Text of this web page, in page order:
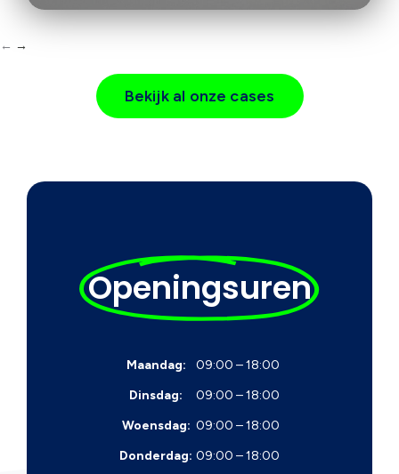
← →
Bekijk al onze cases
Openingsuren
Maandag:
09:00 – 18:00
Dinsdag:
09:00 – 18:00
Woensdag: 09:00 – 18:00
Donderdag: 09:00 – 18:00